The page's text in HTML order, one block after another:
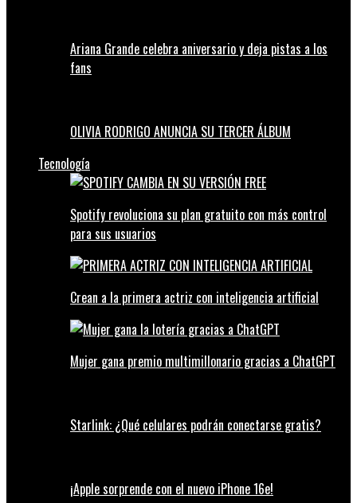
Ariana Grande celebra aniversario y deja pistas a los
fans
OLIVIA RODRIGO ANUNCIA SU TERCER ÁLBUM
Tecnología
Spotify revoluciona su plan gratuito con más control
para sus usuarios
Crean a la primera actriz con inteligencia artificial
Mujer gana premio multimillonario gracias a ChatGPT
Starlink: ¿Qué celulares podrán conectarse gratis?
¡Apple sorprende con el nuevo iPhone 16e!